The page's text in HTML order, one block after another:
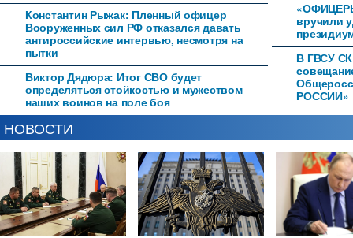
Константин Рыжак: Пленный офицер
Вооруженных сил РФ отказался давать
антироссийские интервью, несмотря на
пытки
Виктор Дядюра: Итог СВО будет
определяться стойкостью и мужеством
наших воинов на поле боя
вручили
В ГВСУ СК
РОССИИ»
НОВОСТИ